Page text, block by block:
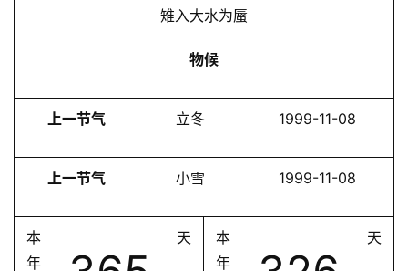
雉入大水为蜃
物候
上一节气 立冬 1999-11-08
上一节气 小雪 1999-11-08
本
年
天
本
年
天